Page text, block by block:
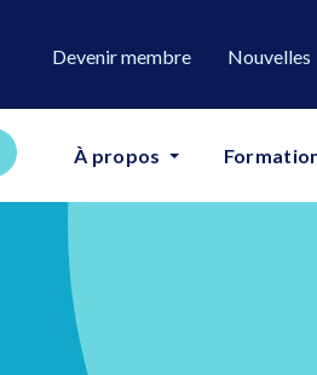
Devenir membre Nouvelles
À propos